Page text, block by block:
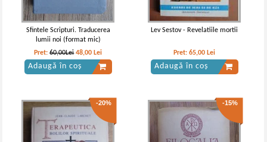
Sfintele Scripturi. Traducerea
lumii noi (format mic)
Pret:60,00Lei 48,00 Lei
Adaugă în coș
Lev Sestov - Revelatiile mortii
Pret:65,00 Lei
Adaugă în coș
-20% -15%